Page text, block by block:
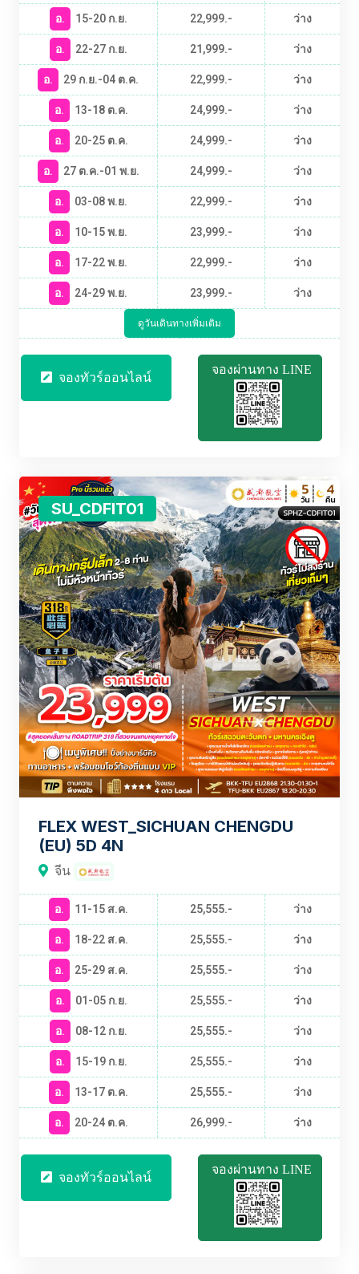
อ. 15-20 ก.ย. 22,999.-
ว่าง
อ.
22-27 ก.ย. 21,999.-
ว่าง
อ.
29 ก.ย.-04 ต.ค. 22,999.-
ว่าง
อ.
13-18 ต.ค. 24,999.-
ว่าง
อ.
20-25 ต.ค. 24,999.-
ว่าง
อ.
27 ต.ค.-01 พ.ย. 24,999.-
ว่าง
อ.
03-08 พ.ย. 22,999.-
ว่าง
อ.
10-15 พ.ย. 23,999.-
ว่าง
อ.
17-22 พ.ย. 22,999.-
ว่าง
อ.
24-29 พ.ย. 23,999.- ว่าง
ดูวันเดินทางเพิ่มเติม
จองทัวร์ออนไลน์ จองผ่านทาง LINE
SU_CDFIT01
FLEX WEST_SICHUAN CHENGDU
(EU) 5D 4N
จีน
อ. 11-15 ส.ค. 25,555.-
ว่าง
อ.
18-22 ส.ค. 25,555.-
ว่าง
อ.
25-29 ส.ค. 25,555.-
ว่าง
อ.
01-05 ก.ย. 25,555.-
ว่าง
อ.
08-12 ก.ย. 25,555.-
ว่าง
อ.
15-19 ก.ย. 25,555.-
ว่าง
อ.
13-17 ต.ค. 25,555.-
ว่าง
อ.
20-24 ต.ค. 26,999.- ว่าง
จองทัวร์ออนไลน์ จองผ่านทาง LINE